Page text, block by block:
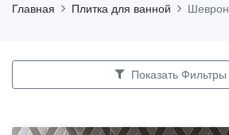
Главная Плитка для ванной Шеврон
Показать Фильтры